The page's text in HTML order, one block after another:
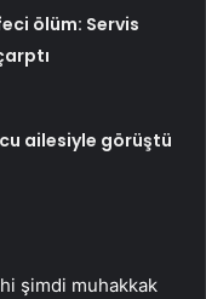
ölüm: Servis
ailesiyle görüştü
şimdi muhakkak